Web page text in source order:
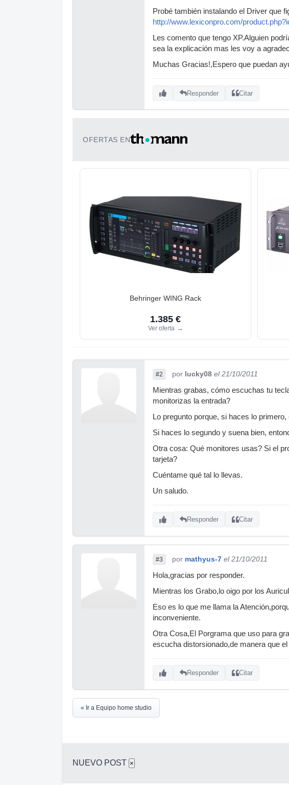
Probé también instalando el Driver que
http://www.lexiconpro.com/
Les comento que tengo XP.Alguien
sea la explicación mas les voy a
Muchas Gracias!,Espero que puedan
Responder Citar
OFERTAS EN
Behringer WING Rack
1.385 €
Ver oferta →
#2 por lucky08 el 21/10/2011
Mientras grabas, cómo escuchas tu
monitorizas la entrada?
Lo pregunto porque, si haces lo
Si haces lo segundo y suena bien,
Otra cosa: Qué monitores usas? Si el
tarjeta?
Cuéntame qué tal lo llevas.
Un saludo.
Responder Citar
#3 por mathyus-7 el 21/10/2011
Hola,gracias por responder.
Mientras los Grabo,lo oigo por los
Eso es lo que me llama la
inconveniente.
Otra Cosa,El Porgrama que uso para
escucha distorsionado,de manera que
Responder Citar
« Ir a Equipo home studio
NUEVO POST ×